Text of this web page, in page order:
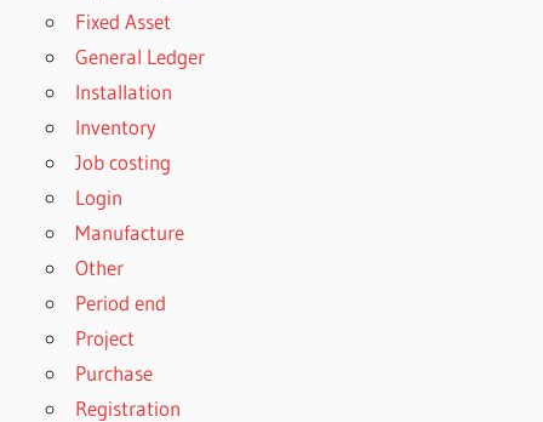
Fixed Asset
General Ledger
Installation
Inventory
Job costing
Login
Manufacture
Other
Period end
Project
Purchase
Registration